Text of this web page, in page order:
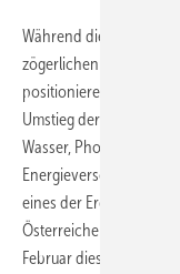
Während die
zögerlichen Schritten
positionieren sich die
Umstieg der
Wasser, Photovoltaik
Energieversorgung
eines der Ergebnisse
Österreichern durch
Februar dieses Jahres.